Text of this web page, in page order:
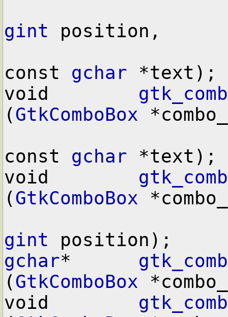
gint position,
const gchar *text);
void
(GtkComboBox
const gchar *text);
void
(GtkComboBox
gint
gchar*
(GtkComboBox
void